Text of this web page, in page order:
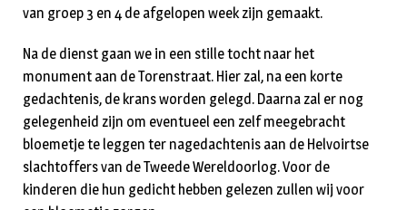
van groep 3 en 4 de afgelopen week zijn gemaakt.
Na de dienst gaan we in een stille tocht naar het
monument aan de Torenstraat. Hier zal, na een korte
gedachtenis, de krans worden gelegd. Daarna zal er nog
gelegenheid zijn om eventueel een zelf meegebracht
bloemetje te leggen ter nagedachtenis aan de Helvoirtse
slachtoffers van de Tweede Wereldoorlog. Voor de
kinderen die hun gedicht hebben gelezen zullen wij voor